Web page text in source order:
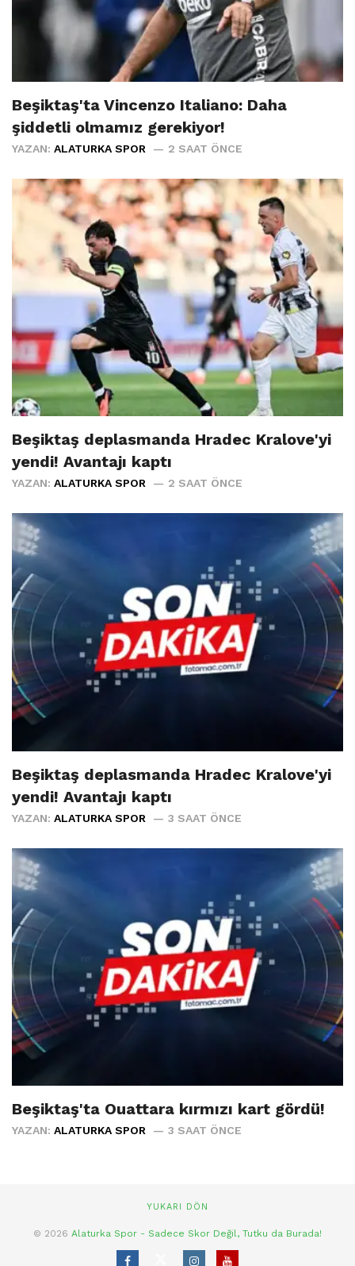
Beşiktaş'ta Vincenzo Italiano: Daha
şiddetli olmamız gerekiyor!
YAZAN: ALATURKA SPOR 2 SAAT ÖNCE
Beşiktaş deplasmanda Hradec Kralove'yi
yendi! Avantajı kaptı
YAZAN: ALATURKA SPOR 2 SAAT ÖNCE
Beşiktaş deplasmanda Hradec Kralove'yi
yendi! Avantajı kaptı
YAZAN: ALATURKA SPOR 3 SAAT ÖNCE
Beşiktaş'ta Ouattara kırmızı kart gördü!
YAZAN: ALATURKA SPOR 3 SAAT ÖNCE
YUKARI DÖN
© 2026 Alaturka Spor - Sadece Skor Değil, Tutku da Burada!